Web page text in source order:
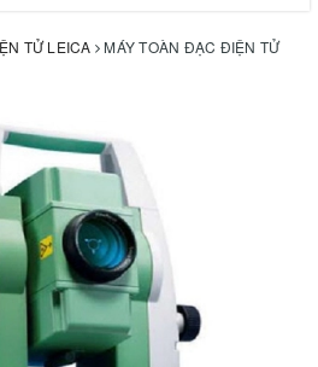
TỬ LEICA
MÁY TOÀN ĐẠC ĐIỆN TỬ